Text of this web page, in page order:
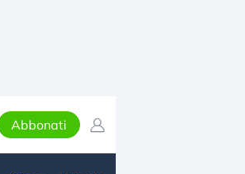
Abbonati